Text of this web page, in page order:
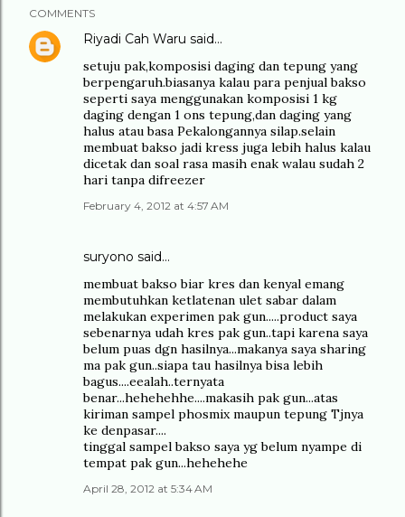
COMMENTS
Riyadi Cah Waru said…
setuju pak,komposisi daging dan tepung yang
berpengaruh.biasanya kalau para penjual bakso
seperti saya menggunakan komposisi 1 kg
daging dengan 1 ons tepung,dan daging yang
halus atau basa Pekalongannya silap.selain
membuat bakso jadi kress juga lebih halus kalau
dicetak dan soal rasa masih enak walau sudah 2
hari tanpa difreezer
February 4, 2012 at 4:57 AM
suryono said…
membuat bakso biar kres dan kenyal emang
membutuhkan ketlatenan ulet sabar dalam
melakukan experimen pak gun.....product saya
sebenarnya udah kres pak gun..tapi karena saya
belum puas dgn hasilnya...makanya saya sharing
ma pak gun..siapa tau hasilnya bisa lebih
bagus....eealah..ternyata
benar...hehehehhe....makasih pak gun...atas
kiriman sampel phosmix maupun tepung Tjnya
ke denpasar....
tinggal sampel bakso saya yg belum nyampe di
tempat pak gun...hehehehe
April 28, 2012 at 5:34 AM